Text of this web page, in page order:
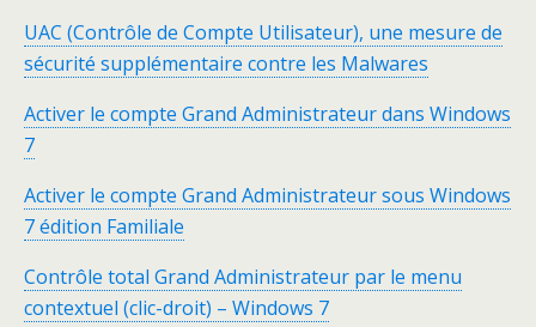
UAC (Contrôle de Compte Utilisateur), une mesure de
sécurité supplémentaire contre les Malwares
Activer le compte Grand Administrateur dans Windows
7
Activer le compte Grand Administrateur sous Windows
7 édition Familiale
Contrôle total Grand Administrateur par le menu
contextuel (clic-droit) – Windows 7